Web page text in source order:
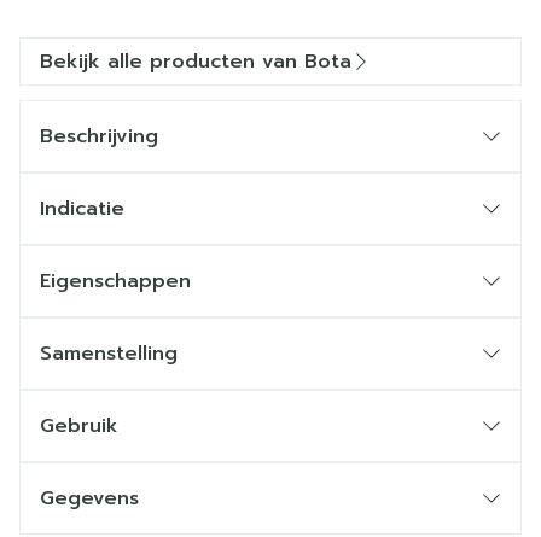
Bekijk alle producten van Bota
Beschrijving
Indicatie
Eigenschappen
Samenstelling
Gebruik
Gegevens